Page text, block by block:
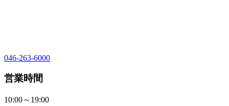
046-263-6000
営業時間
10:00～19:00